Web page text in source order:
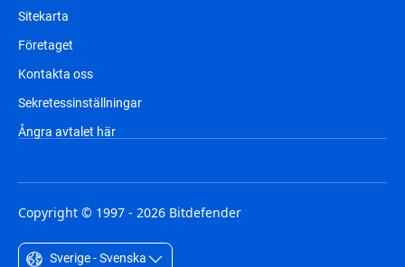
Sitekarta
Företaget
Kontakta oss
Sekretessinställningar
Ångra avtalet här
Copyright © 1997 - 2026 Bitdefender
Sverige - Svenska